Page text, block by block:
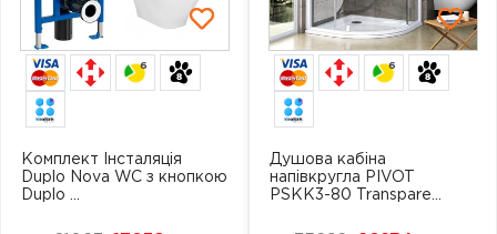
6
Комплект Інсталяція
Duplo Nova WC з кнопкою
Duplo ...
6
Душова кабіна
напівкругла PIVOT
PSKK3-80 Transpare...